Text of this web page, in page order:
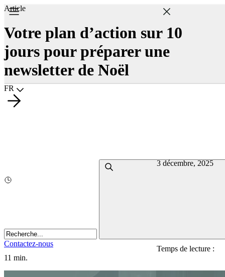
Choisir la langue
FR
Contactez-nous
Article
Votre plan d’action sur 10
jours pour préparer une
newsletter de Noël
3 décembre, 2025
Temps de lecture :
11 min.